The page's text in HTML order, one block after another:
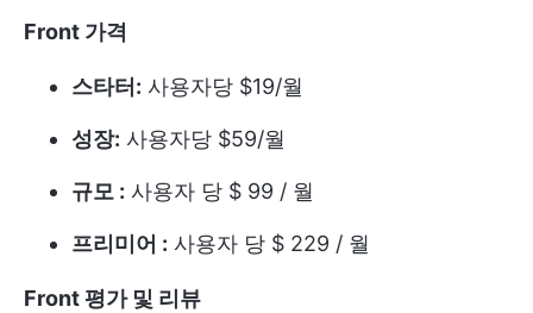
Front 가격
스타터: 사용자당 $19/월
성장: 사용자당 $59/월
규모 : 사용자 당 $ 99 / 월
프리미어 : 사용자 당 $ 229 / 월
Front평가 및 리뷰